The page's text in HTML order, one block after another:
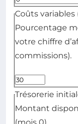
Coûts variables
Pourcentage
votre chiffre
commissions).
Trésorerie
Montant
(mois 0).